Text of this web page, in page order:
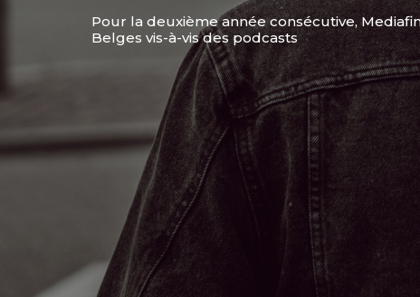
Pour la deuxième année consécutive,
Belges vis-à-vis des podcasts